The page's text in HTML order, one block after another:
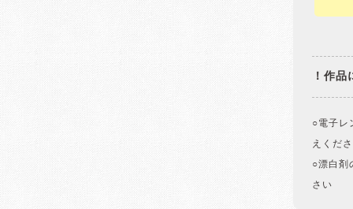
！作品
○電子レ
えくだ
○漂白剤
さい